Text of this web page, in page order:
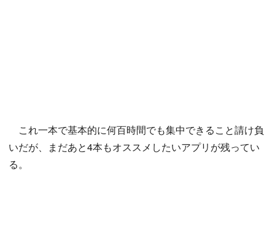
これ一本で基本的に何百時間でも集中できること請け負
いだが、まだあと4本もオススメしたいアプリが残ってい
る。